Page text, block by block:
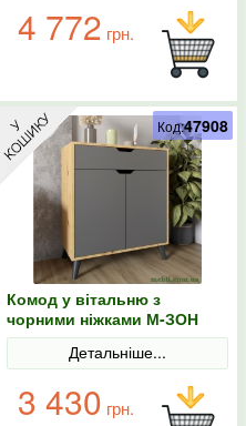
4 772 грн.
Комод у вітальню з
чорними ніжками М-ЗОН
Борн 750 Дуб Артизан/
АнтрацитДетальніше...
3 430 грн.
Код:47908